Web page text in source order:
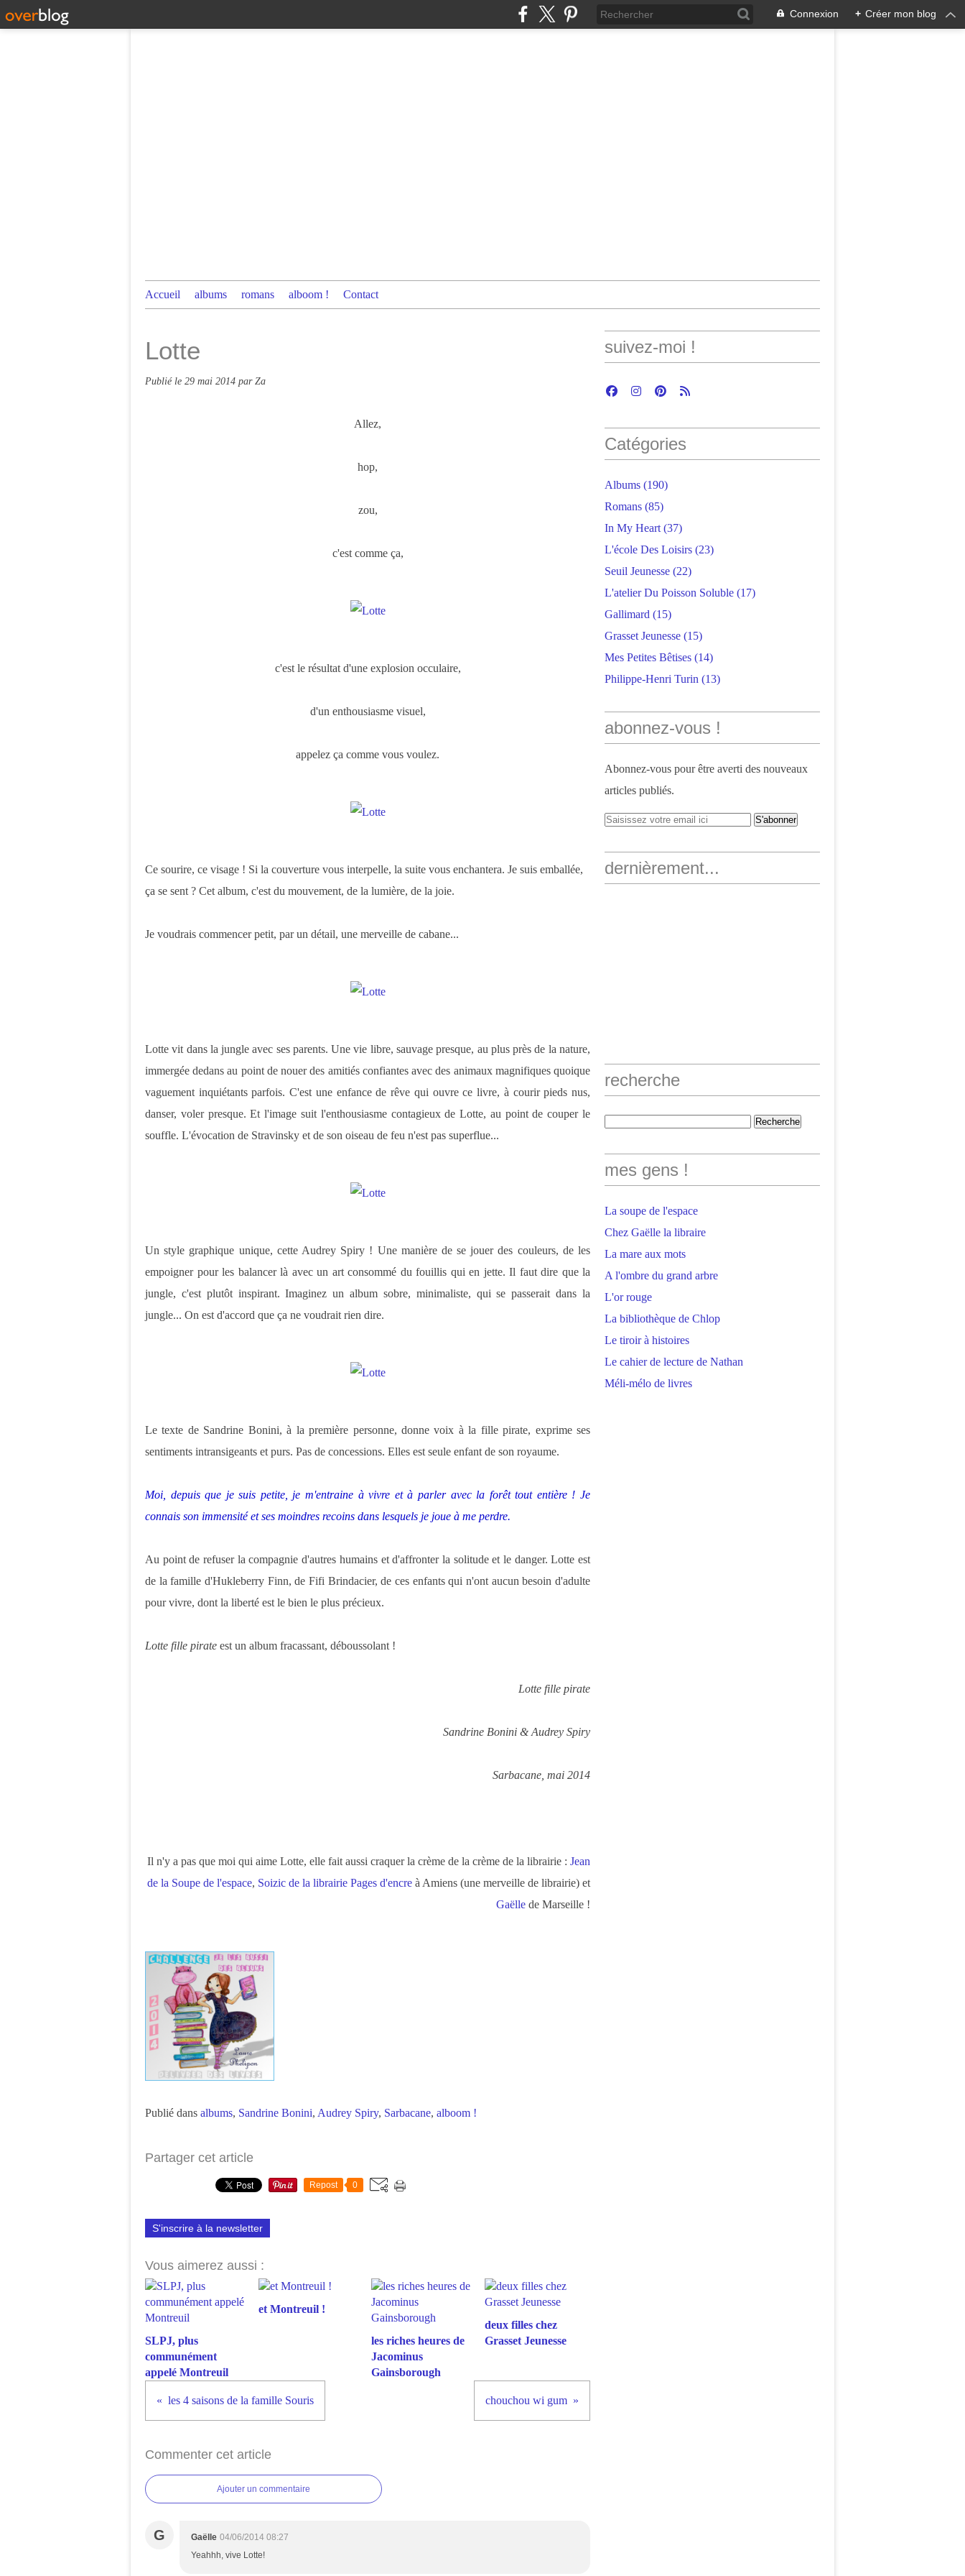
Connexion + Créer mon blog
Accueil albums romans alboom ! Contact
Lotte
Publié le 29 mai 2014 par Za
Allez,
hop,
zou,
c'est comme ça,
c'est le résultat d'une explosion occulaire,
d'un enthousiasme visuel,
appelez ça comme vous voulez.
Ce sourire, ce visage ! Si la couverture vous interpelle, la suite vous enchantera. Je suis emballée,
ça se sent ? Cet album, c'est du mouvement, de la lumière, de la joie.
Je voudrais commencer petit, par un détail, une merveille de cabane...
Lotte vit dans la jungle avec ses parents. Une vie libre, sauvage presque, au plus près de la nature,
immergée dedans au point de nouer des amitiés confiantes avec des animaux magnifiques quoique
vaguement inquiétants parfois. C'est une enfance de rêve qui ouvre ce livre, à courir pieds nus,
danser, voler presque. Et l'image suit l'enthousiasme contagieux de Lotte, au point de couper le
souffle. L'évocation de Stravinsky et de son oiseau de feu n'est pas superflue...
Un style graphique unique, cette Audrey Spiry ! Une manière de se jouer des couleurs, de les
empoigner pour les balancer là avec un art consommé du fouillis qui en jette. Il faut dire que la
jungle, c'est plutôt inspirant. Imaginez un album sobre, minimaliste, qui se passerait dans la
jungle... On est d'accord que ça ne voudrait rien dire.
Le texte de Sandrine Bonini, à la première personne, donne voix à la fille pirate, exprime ses
sentiments intransigeants et purs. Pas de concessions. Elles est seule enfant de son royaume.
Moi, depuis que je suis petite, je m'entraine à vivre et à parler avec la forêt tout entière ! Je
connais son immensité et ses moindres recoins dans lesquels je joue à me perdre.
Au point de refuser la compagnie d'autres humains et d'affronter la solitude et le danger. Lotte est
de la famille d'Hukleberry Finn, de Fifi Brindacier, de ces enfants qui n'ont aucun besoin d'adulte
pour vivre, dont la liberté est le bien le plus précieux.
Lotte fille pirate est un album fracassant, déboussolant !
Lotte fille pirate
Sandrine Bonini & Audrey Spiry
Sarbacane, mai 2014
Il n'y a pas que moi qui aime Lotte, elle fait aussi craquer la crème de la crème de la librairie : Jean
de la Soupe de l'espace, Soizic de la librairie Pages d'encre à Amiens (une merveille de librairie) et
Gaëlle de Marseille !
Publié dans albums, Sandrine Bonini, Audrey Spiry, Sarbacane, alboom !
Partager cet article
Repost 0
S'inscrire à la newsletter
Vous aimerez aussi :
SLPJ, plus
communément
appelé Montreuil
et Montreuil !
les riches heures de
Jacominus
Gainsborough
deux filles chez
Grasset Jeunesse
les 4 saisons de la famille Souris chouchou wi gum
Commenter cet article
Ajouter un commentaire
G Gaëlle 04/06/2014 08:27
Yeahhh, vive Lotte!
suivez-moi !
Catégories
Albums (190)
Romans (85)
In My Heart (37)
L'école Des Loisirs (23)
Seuil Jeunesse (22)
L'atelier Du Poisson Soluble (17)
Gallimard (15)
Grasset Jeunesse (15)
Mes Petites Bêtises (14)
Philippe-Henri Turin (13)
abonnez-vous !
Abonnez-vous pour être averti des nouveaux
articles publiés.
dernièrement...
recherche
mes gens !
La soupe de l'espace
Chez Gaëlle la libraire
La mare aux mots
A l'ombre du grand arbre
L'or rouge
La bibliothèque de Chlop
Le tiroir à histoires
Le cahier de lecture de Nathan
Méli-mélo de livres